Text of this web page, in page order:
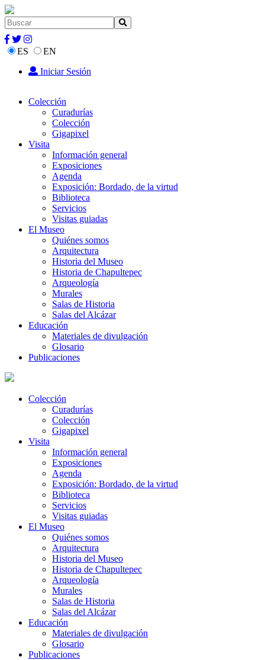
ES
EN
Iniciar Sesión
Colección
Curadurías
Colección
Gigapixel
Visita
Información general
Exposiciones
Agenda
Exposición: Bordado, de la virtud
Biblioteca
Servicios
Visitas guiadas
El Museo
Quiénes somos
Arquitectura
Historia del Museo
Historia de Chapultepec
Arqueología
Murales
Salas de Historia
Salas del Alcázar
Educación
Materiales de divulgación
Glosario
Publicaciones
Colección
Curadurías
Colección
Gigapixel
Visita
Información general
Exposiciones
Agenda
Exposición: Bordado, de la virtud
Biblioteca
Servicios
Visitas guiadas
El Museo
Quiénes somos
Arquitectura
Historia del Museo
Historia de Chapultepec
Arqueología
Murales
Salas de Historia
Salas del Alcázar
Educación
Materiales de divulgación
Glosario
Publicaciones